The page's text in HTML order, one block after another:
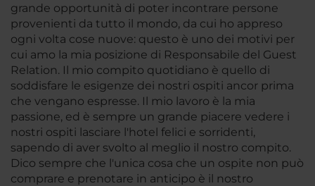
grande opportunità di poter incontrare persone
provenienti da tutto il mondo, da cui ho appreso
ogni volta cose nuove: questo è uno dei motivi per
cui amo la mia posizione di Responsabile del Guest
Relation. Il mio compito quotidiano è quello di
soddisfare le esigenze dei nostri ospiti ancor prima
che vengano espresse. Il mio lavoro è la mia
passione, ed è sempre un grande piacere vedere i
nostri ospiti lasciare l'hotel felici e sorridenti,
sapendo di aver svolto al meglio il nostro compito.
Dico sempre che l'unica cosa che un ospite non può
comprare e prenotare in anticipo è il nostro